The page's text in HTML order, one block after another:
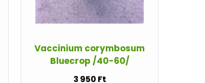
Vaccinium corymbosum
Bluecrop /40-60/
3 950 Ft